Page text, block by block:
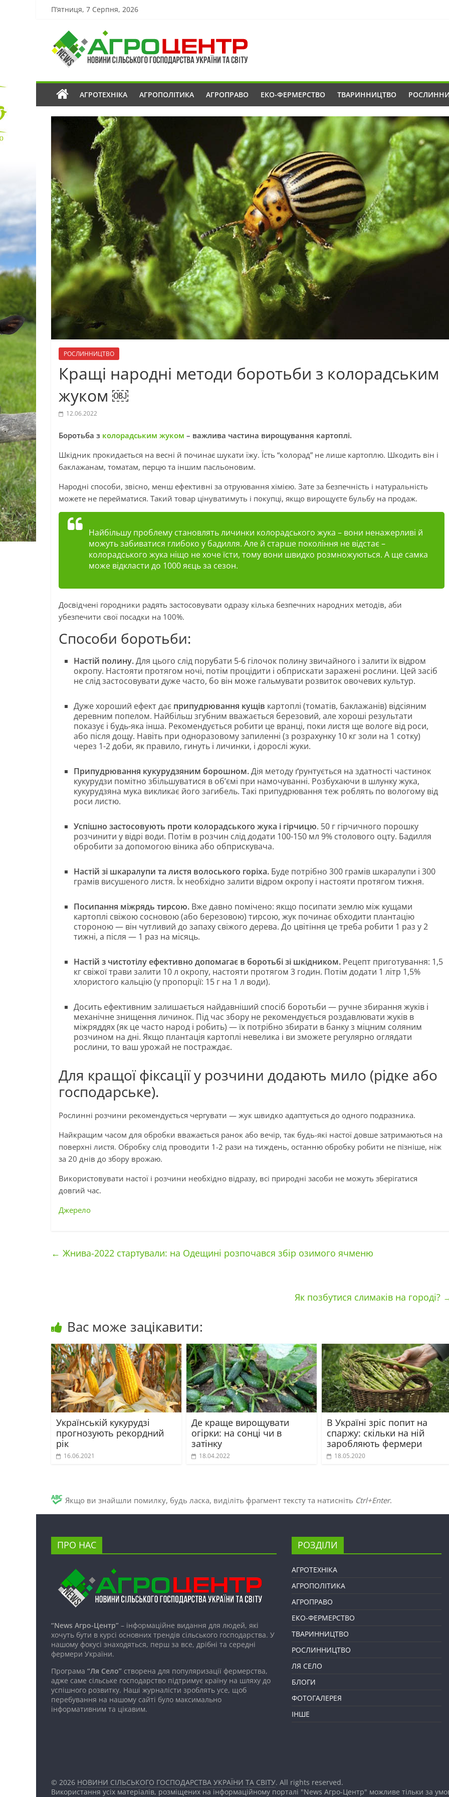
П’ятниця, 7 Серпня, 2026
АГРОТЕХНІКА АГРОПОЛІТИКА АГРОПРАВО ЕКО-ФЕРМЕРСТВО ТВАРИННИЦТВО
РОСЛИННИЦТВО
Кращі народні методи боротьби з колорадським
жуком ￼
12.06.2022
Боротьба з колорадським жуком – важлива частина вирощування картоплі.
Шкідник прокидається на весні й починає шукати їжу. Їсть “колорад” не лише картоплю. Шкодить він і
баклажанам, томатам, перцю та іншим пасльоновим.
Народні способи, звісно, менш ефективні за отруювання хімією. Зате за безпечність і натуральність
можете не перейматися. Такий товар цінуватимуть і покупці, якщо вирощуєте бульбу на продаж.
Найбільшу проблему становлять личинки колорадського жука – вони ненажерливі й
можуть забиватися глибоко у бадилля. Але й старше покоління не відстає –
колорадського жука ніщо не хоче їсти, тому вони швидко розмножуються. А ще самка
може відкласти до 1000 яєць за сезон.
Досвідчені городники радять застосовувати одразу кілька безпечних народних методів, аби
убезпечити свої посадки на 100%.
Способи боротьби:
Настій полину.Для цього слід порубати 5-6 гілочок полину звичайного і залити їх відром
окропу. Настояти протягом ночі, потім процідити і обприскати заражені рослини. Цей засіб
не слід застосовувати дуже часто, бо він може гальмувати розвиток овочевих культур.
Дуже хороший ефект дає припудрювання кущів картоплі (томатів, баклажанів) відсіяним
деревним попелом. Найбільш згубним вважається березовий, але хороші результати
показує і будь-яка інша. Рекомендується робити це вранці, поки листя ще вологе від роси,
або після дощу. Навіть при одноразовому запиленні (з розрахунку 10 кг золи на 1 сотку)
через 1-2 доби, як правило, гинуть і личинки, і дорослі жуки.
Припудрювання кукурудзяним борошном.Дія методу ґрунтується на здатності частинок
кукурудзи помітно збільшуватися в об’ємі при намочуванні. Розбухаючи в шлунку жука,
кукурудзяна мука викликає його загибель. Такі припудрювання теж роблять по вологому від
роси листю.
Успішно застосовують проти колорадського жука і гірчицю. 50 г гірчичного порошку
розчинити у відрі води. Потім в розчин слід додати 100-150 мл 9% столового оцту. Бадилля
обробити за допомогою віника або обприскувача.
Настій зі шкаралупи та листя волоського горіха. Буде потрібно 300 грамів шкаралупи і 300
грамів висушеного листя. Їх необхідно залити відром окропу і настояти протягом тижня.
Посипання міжрядь тирсою. Вже давно помічено: якщо посипати землю між кущами
картоплі свіжою сосновою (або березовою) тирсою, жук починає обходити плантацію
стороною — він чутливий до запаху свіжого дерева. До цвітіння це треба робити 1 раз у 2
тижні, а після — 1 раз на місяць.
Настій з чистотілу ефективно допомагає в боротьбі зі шкідником. Рецепт приготування: 1,5
кг свіжої трави залити 10 л окропу, настояти протягом 3 годин. Потім додати 1 літр 1,5%
хлористого кальцію (у пропорції: 15 г на 1 л води).
Досить ефективним залишається найдавніший спосіб боротьби — ручне збирання жуків і
механічне знищення личинок. Під час збору не рекомендується роздавлювати жуків в
міжряддях (як це часто народ і робить) — їх потрібно збирати в банку з міцним соляним
розчином на дні. Якщо плантація картоплі невелика і ви зможете регулярно оглядати
рослини, то ваш урожай не постраждає.
Для кращої фіксації у розчини додають мило (рідке або
господарське).
Рослинні розчини рекомендується чергувати — жук швидко адаптується до одного подразника.
Найкращим часом для обробки вважається ранок або вечір, так будь-які настої довше затримаються на
поверхні листя. Обробку слід проводити 1-2 рази на тиждень, останню обробку робити не пізніше, ніж
за 20 днів до збору врожаю.
Використовувати настої і розчини необхідно відразу, всі природні засоби не можуть зберігатися
довгий час.
Джерело
← Жнива-2022 стартували: на Одещині розпочався збір озимого ячменю
Як позбутися слимаків на городі?
Вас може зацікавити:
Українській кукурудзі
прогнозують рекордний
рік
16.06.2021
Де краще вирощувати
огірки: на сонці чи в
затінку
18.04.2022
В Україні зріс попит на
спаржу: скільки на ній
заробляють фермери
18.05.2020
Якщо ви знайшли помилку, будь ласка, виділіть фрагмент тексту та натисніть Ctrl+Enter.
ПРО НАС
“News Агро-Центр” – інформаційне видання для людей, які
хочуть бути в курсі основних трендів сільського господарства. У
нашому фокусі знаходяться, перш за все, дрібні та середні
фермери України.
Програма “Ля Село” створена для популяризації фермерства,
адже саме сільське господарство підтримує країну на шляху до
успішного розвитку. Наші журналісти зроблять усе, щоб
перебування на нашому сайті було максимально
інформативним та цікавим.
РОЗДІЛИ
АГРОТЕХНІКА
АГРОПОЛІТИКА
АГРОПРАВО
ЕКО-ФЕРМЕРСТВО
ТВАРИННИЦТВО
РОСЛИННИЦТВО
ЛЯ СЕЛО
БЛОГИ
ФОТОГАЛЕРЕЯ
ІНШЕ
© 2026 НОВИНИ СІЛЬСЬКОГО ГОСПОДАРСТВА УКРАЇНИ ТА СВІТУ. All rights reserved.
Використання усіх матеріалів, розміщених на інформаційному порталі "News Агро-Центр" можливе тільки за